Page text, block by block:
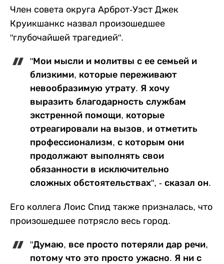
Член совета округа Арброт-Уэст Джек
Круикшанкс назвал произошедшее
"глубочайшей трагедией".
"Мои мысли и молитвы с ее семьей и
близкими, которые переживают
невообразимую утрату. Я хочу
выразить благодарность службам
экстренной помощи, которые
отреагировали на вызов, и отметить
профессионализм, с которым они
продолжают выполнять свои
обязанности в исключительно
сложных обстоятельствах", - сказал он.
Его коллега Лоис Спид также призналась, что
произошедшее потрясло весь город.
"Думаю, все просто потеряли дар речи,
потому что это просто ужасно. Я ни с